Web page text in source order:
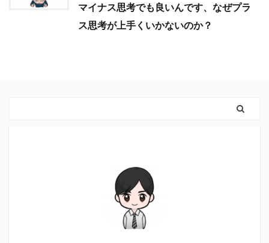
マイナス思考でも良いんです、なぜプラ
ス思考が上手くいかないのか？